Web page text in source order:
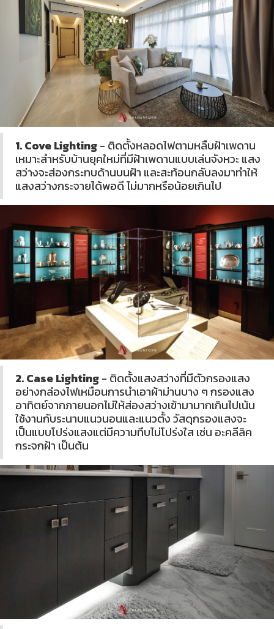
1. Cove Lighting- ติดตั้งหลอดไฟตามหลืบฝ้าเพดาน
เหมาะสำหรับบ้านยุคใหม่ที่มีฝ้าเพดานแบบเล่นจังหวะ แสง
สว่างจะส่องกระทบด้านบนฝ้า และสะท้อนกลับลงมาทำให้
แสงสว่างกระจายได้พอดี ไม่มากหรือน้อยเกินไป
2. Case Lighting- ติดตั้งแสงสว่างที่มีตัวกรองแสง
อย่างกล่องไฟเหมือนการนำเอาผ้าม่านบาง ๆ กรองแสง
อาทิตย์จากภายนอกไม่ให้ส่องสว่างเข้ามามากเกินไปเน้น
ใช้งานกับระนาบแนวนอนและแนวตั้ง วัสดุกรองแสงจะ
เป็นแบบโปร่งแสงแต่มีความทึบไม่โปร่งใส เช่น อะคลีลิค
กระจกฝ้า เป็นต้น